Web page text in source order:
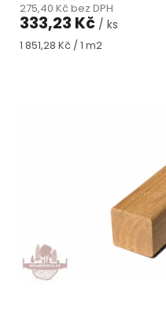
275,40 Kč bez DPH
333,23 Kč / ks
Měrná
1 851,28 Kč / 1 m2